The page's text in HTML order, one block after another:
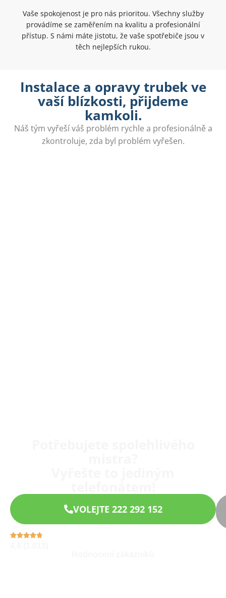
Vaše spokojenost je pro nás prioritou. Všechny služby
provádíme se zaměřením na kvalitu a profesionální
přístup. S námi máte jistotu, že vaše spotřebiče jsou v
těch nejlepších rukou.
Instalace a opravy trubek ve
vaší blízkosti, přijdeme
kamkoli.
Náš tým vyřeší váš problém rychle a profesionálně a
zkontroluje, zda byl problém vyřešen.
VOLEJTE 222 292 152